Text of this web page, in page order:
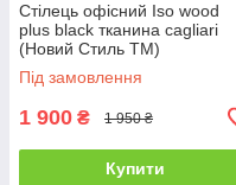
Стілець офісний Iso wood
plus black тканина cagliari
(Новий Стиль ТМ)
Під замовлення
1 900 ₴ 1 950 ₴
Купити